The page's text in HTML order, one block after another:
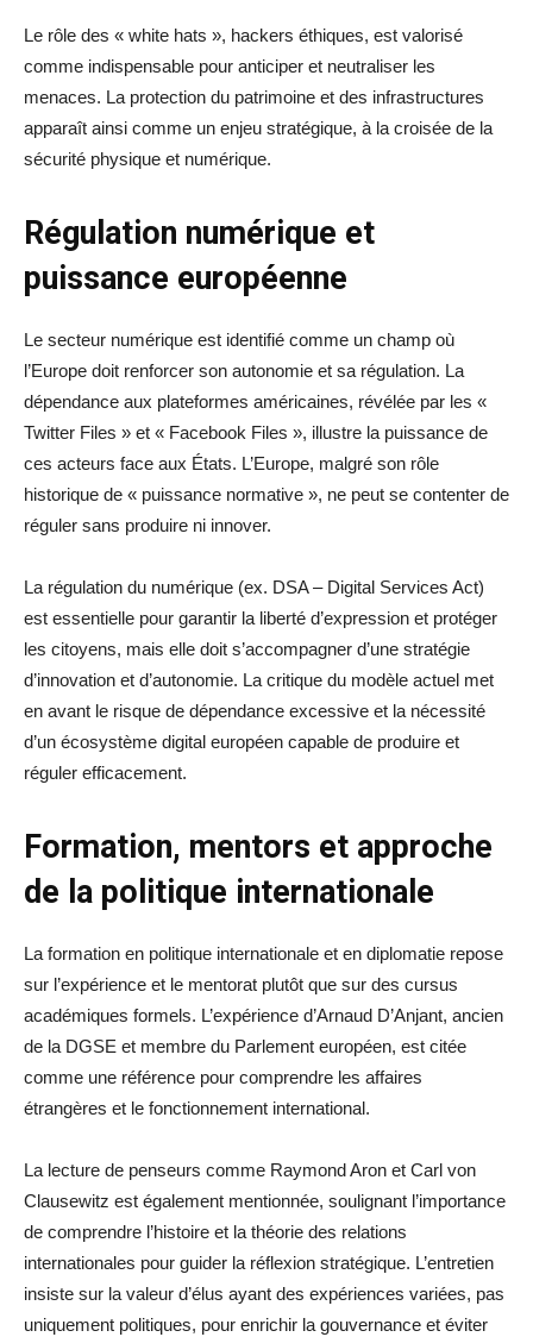
Le rôle des « white hats », hackers éthiques, est valorisé
comme indispensable pour anticiper et neutraliser les
menaces. La protection du patrimoine et des infrastructures
apparaît ainsi comme un enjeu stratégique, à la croisée de la
sécurité physique et numérique.
Régulation numérique et
puissance européenne
Le secteur numérique est identifié comme un champ où
l’Europe doit renforcer son autonomie et sa régulation. La
dépendance aux plateformes américaines, révélée par les «
Twitter Files » et « Facebook Files », illustre la puissance de
ces acteurs face aux États. L’Europe, malgré son rôle
historique de « puissance normative », ne peut se contenter de
réguler sans produire ni innover.
La régulation du numérique (ex. DSA – Digital Services Act)
est essentielle pour garantir la liberté d’expression et protéger
les citoyens, mais elle doit s’accompagner d’une stratégie
d’innovation et d’autonomie. La critique du modèle actuel met
en avant le risque de dépendance excessive et la nécessité
d’un écosystème digital européen capable de produire et
réguler efficacement.
Formation, mentors et approche
de la politique internationale
La formation en politique internationale et en diplomatie repose
sur l’expérience et le mentorat plutôt que sur des cursus
académiques formels. L’expérience d’Arnaud D’Anjant, ancien
de la DGSE et membre du Parlement européen, est citée
comme une référence pour comprendre les affaires
étrangères et le fonctionnement international.
La lecture de penseurs comme Raymond Aron et Carl von
Clausewitz est également mentionnée, soulignant l’importance
de comprendre l’histoire et la théorie des relations
internationales pour guider la réflexion stratégique. L’entretien
insiste sur la valeur d’élus ayant des expériences variées, pas
uniquement politiques, pour enrichir la gouvernance et éviter